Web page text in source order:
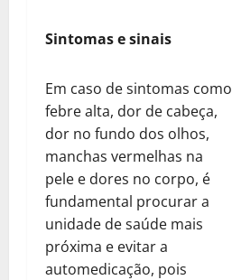
Sintomas e sinais
Em caso de sintomas como
febre alta, dor de cabeça,
dor no fundo dos olhos,
manchas vermelhas na
pele e dores no corpo, é
fundamental procurar a
unidade de saúde mais
próxima e evitar a
automedicação, pois